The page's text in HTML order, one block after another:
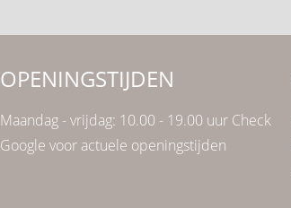
OPENINGSTIJDEN
Maandag - vrijdag: 10.00 - 19.00 uur Check
Google voor actuele openingstijden